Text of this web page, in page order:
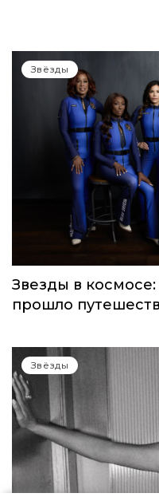
Звёзды
Звезды в
прошло
Звёзды